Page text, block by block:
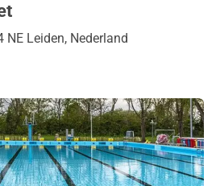
Leiden, Nederland